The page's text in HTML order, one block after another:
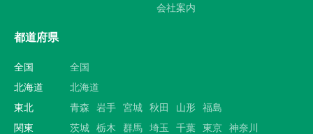
会社案内
都道府県
全国
全国
北海道
北海道
東北
青森 岩手 宮城 秋田 山形 福島
関東
茨城 栃木 群馬 埼玉 千葉 東京 神奈川